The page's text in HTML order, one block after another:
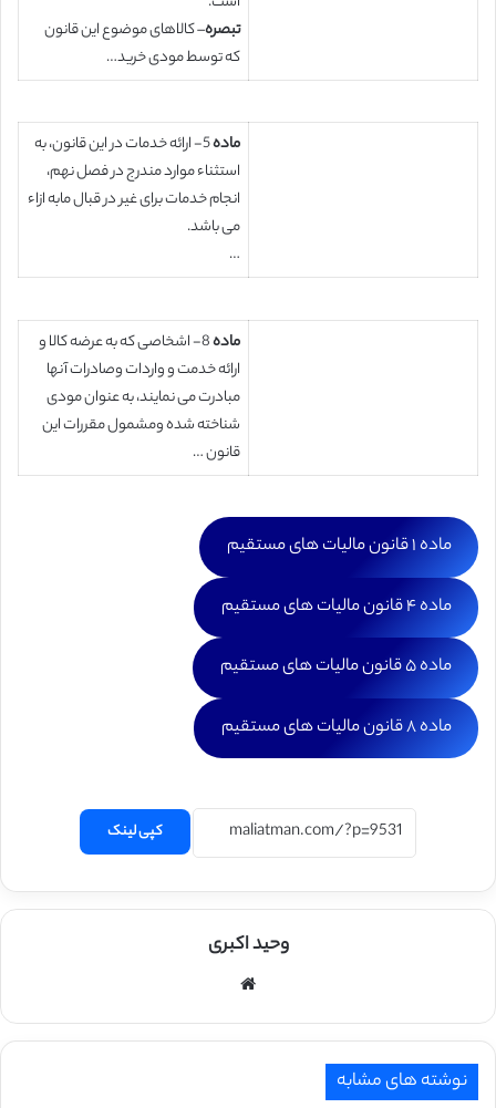
تبصره– کالاهای موضوع این قانون
که توسط مودی خرید…
ماده 5- ارائه خدمات در این قانون، به
استثناء موارد مندرج در فصل نهم،
انجام خدمات برای غیر در قبال مابه ازاء
می باشد.
…
ماده 8- اشخاصی که به عرضه کالا و
ارائه خدمت و واردات وصادرات آنها
مبادرت می نمایند، به عنوان مودی
شناخته شده ومشمول مقررات این
قانون …
ماده ۱ قانون مالیات های مستقیم
ماده ۴ قانون مالیات های مستقیم
ماده ۵ قانون مالیات های مستقیم
ماده ۸ قانون مالیات های مستقیم
کپی لینک
وحید اکبری
نوشته های مشابه